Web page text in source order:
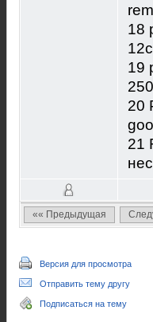
18
19
20
21
«« Предыдущая
Версия для просмотра
Отправить тему другу
Подписаться на тему